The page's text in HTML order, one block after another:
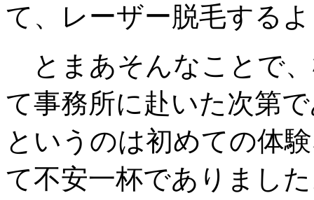
て、レーザー脱毛する
とまあそんなことで
て事務所に赴いた次第
というのは初めての体
て不安一杯でありまし